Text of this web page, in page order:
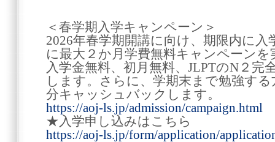
＜春学期入学キャンペーン＞
2026年春学期開講に向け、期限内に
に最大２か月学費無料キャンペーン
入学金無料、初月無料、JLPTのN２完
します。さらに、学期末まで勉強す
分キャッシュバックします。
https://aoj-ls.jp/admission/campaign.html
★入学申し込みはこちら
https://aoj-ls.jp/form/application/